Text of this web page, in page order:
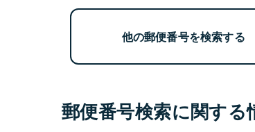
他の郵便番号を検索する
郵便番号検索に関する